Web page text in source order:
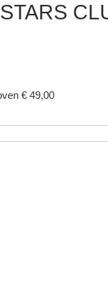
€ 49,00